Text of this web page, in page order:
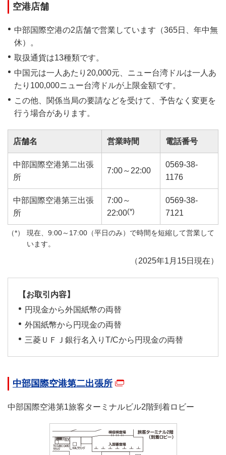
空港店舗
中部国際空港の2店舗で営業しています（365日、年中無
休）。
取扱通貨は13種類です。
中国元は一人あたり20,000元、ニュー台湾ドルは一人あ
たり100,000ニュー台湾ドルが上限金額です。
この他、関係当局の要請などを受けて、予告なく変更を
行う場合があります。
店舗名 営業時間 電話番号
中部国際空港第二出張
所
7:00～22:00
0569-38-
1176
中部国際空港第三出張
所
7:00～
22:00(*)
0569-38-
7121
現在、9:00～17:00（平日のみ）で時間を短縮して営業して
います。
（2025年1月15日現在）
【お取引内容】
円現金から外国紙幣の両替
外国紙幣から円現金の両替
三菱ＵＦＪ銀行名入りT/Cから円現金の両替
中部国際空港第二出張所
中部国際空港第1旅客ターミナルビル2階到着ロビー